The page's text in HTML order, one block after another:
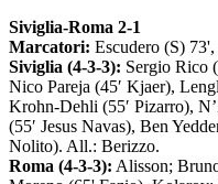
Siviglia-Roma 2-1
Marcatori: Escudero (S)
Siviglia (4-3-3): Sergio Rico
Nico Pareja (45′ Kjaer),
Krohn-Dehli (55′ Pizarro),
(55′ Jesus Navas), Ben
Nolito). All.: Berizzo.
Roma (4-3-3): Alisson;